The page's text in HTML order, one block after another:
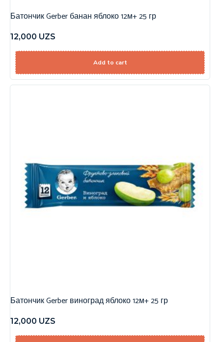
Батончик Gerber банан яблоко 12м+ 25 гр
12,000 UZS
Add to cart
Батончик Gerber виноград яблоко 12м+ 25 гр
12,000 UZS